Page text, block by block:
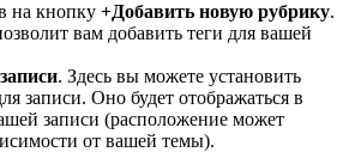
на кнопку +Добавить новую рубрику.
вам добавить теги для вашей
. Здесь вы можете установить
записи. Оно будет отображаться в
записи (расположение может
от вашей темы).